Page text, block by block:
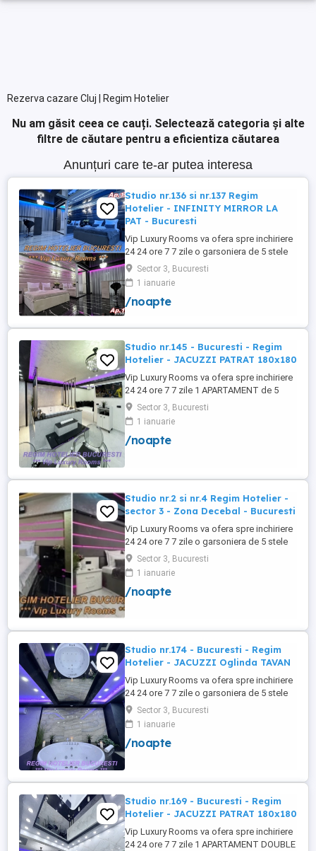
Rezerva cazare Cluj | Regim Hotelier
Nu am găsit ceea ce cauți. Selectează categoria și alte
filtre de căutare pentru a eficientiza căutarea
Anunțuri care te-ar putea interesa
Studio nr.136 si nr.137 Regim
Hotelier - INFINITY MIRROR LA
PAT - Bucuresti
Vip Luxury Rooms va ofera spre inchiriere
24 24 ore 7 7 zile o garsoniera de 5 stele
Luxoase cu un desing unic si deosebit in
Sector 3 Bucuresti . Garsoniera se alfa in
Complex Rezidential Nou . Acces Bariera
Monitorizare Video in Complex ( de la
PRIVAT in complex ...
Sector 3, Bucuresti
1 ianuarie
/noapte
Studio nr.145 - Bucuresti - Regim
Hotelier - JACUZZI PATRAT 180x180
Vip Luxury Rooms va ofera spre inchiriere
24 24 ore 7 7 zile 1 APARTAMENT de 5
stele Luxos cu un desing unic si deosebit
in Sector 3 Bucuresti . APARTAMENTUL se
alfa in Complex Rezidential Nou . Acces
Bariera Monitorizare Video in Complex (
Sector 3, Bucuresti
1 ianuarie
/noapte
Studio nr.2 si nr.4 Regim Hotelier -
sector 3 - Zona Decebal - Bucuresti
Vip Luxury Rooms va ofera spre inchiriere
24 24 ore 7 7 zile o garsoniera de 5 stele
Luxoase cu un desing unic si deosebit in
Sector 3 Bucuresti . Garsoniera se alfa in
Complex Rezidential Nou . Monitorizare
Video in Complex ( de la Politia Locala
Sector 3, Bucuresti
1 ianuarie
/noapte
Studio nr.174 - Bucuresti - Regim
Hotelier - JACUZZI Oglinda TAVAN
Vip Luxury Rooms va ofera spre inchiriere
24 24 ore 7 7 zile o garsoniera de 5 stele
Luxoase cu un desing unic si deosebit in
Sector 3 Bucuresti . Garsoniera se alfa in
Complex Rezidential Nou . Acces Bariera
Monitorizare Video in Complex ( de la
Sector 3, Bucuresti
1 ianuarie
/noapte
Studio nr.169 - Bucuresti - Regim
Hotelier - JACUZZI PATRAT 180x180
Vip Luxury Rooms va ofera spre inchiriere
24 24 ore 7 7 zile 1 APARTAMENT DOUBLE